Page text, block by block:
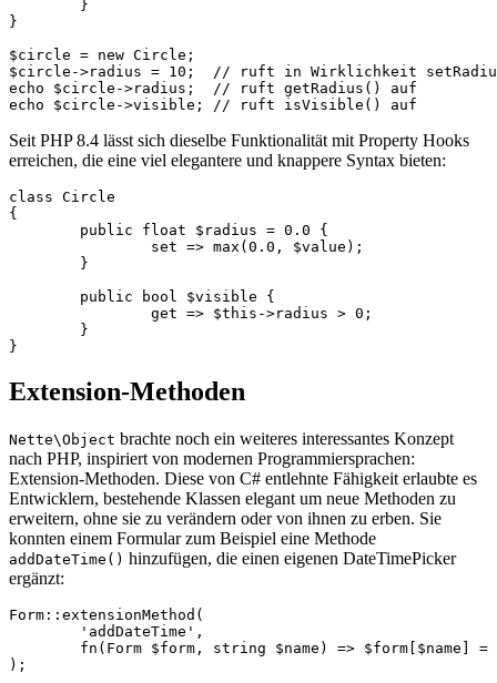
}
$circle = new Circle;
$circle->radius = 10;  // ruft in Wirklichkeit
echo $circle->radius;  // ruft getRadius() auf
Seit PHP 8.4 lässt sich dieselbe Funktionalität mit Property Hooks
erreichen, die eine viel elegantere und knappere Syntax bieten:
class Circle
{
Extension-Methoden
Nette\Object brachte noch ein weiteres interessantes Konzept
nach PHP, inspiriert von modernen Programmiersprachen:
Extension-Methoden. Diese von C# entlehnte Fähigkeit erlaubte es
Entwicklern, bestehende Klassen elegant um neue Methoden zu
erweitern, ohne sie zu verändern oder von ihnen zu erben. Sie
konnten einem Formular zum Beispiel eine Methode
addDateTime() hinzufügen, die einen eigenen DateTimePicker
ergänzt:
Form::extensionMethod(
);